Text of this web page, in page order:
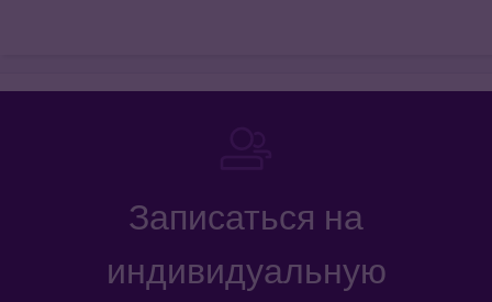
Записаться на
индивидуальную